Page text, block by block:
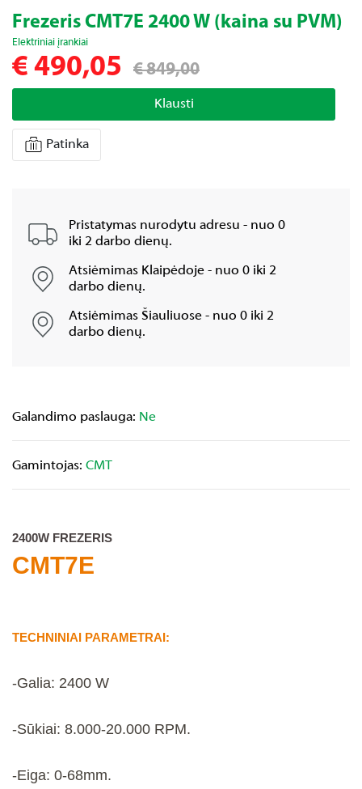
Frezeris CMT7E 2400 W (kaina su PVM)
Elektriniai įrankiai
€ 490,05 € 849,00
Klausti
Patinka
Pristatymas nurodytu adresu - nuo 0
iki 2 darbo dienų.
Atsiėmimas Klaipėdoje - nuo 0 iki 2
darbo dienų.
Atsiėmimas Šiauliuose - nuo 0 iki 2
darbo dienų.
Galandimo paslauga: Ne
Gamintojas: CMT
2400W FREZERIS
CMT7E
TECHNINIAI PARAMETRAI:
-Galia: 2400 W
-Sūkiai:8.000-20.000 RPM.
-Eiga:0-68mm.